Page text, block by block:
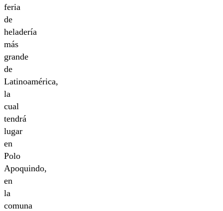
feria
de
heladería
más
grande
de
Latinoamérica,
la
cual
tendrá
lugar
en
Polo
Apoquindo,
en
la
comuna